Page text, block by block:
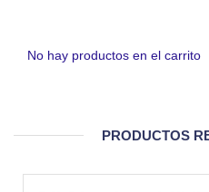
No hay productos en el carrito
PRODUCTOS